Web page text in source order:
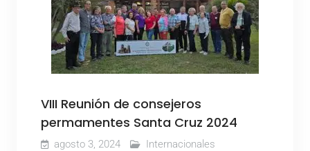
VIII Reunión de consejeros
permamentes Santa Cruz 2024
agosto 3, 2024 Internacionales